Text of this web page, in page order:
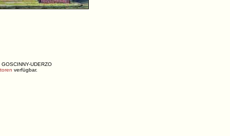
UDERZO
verfügbar.